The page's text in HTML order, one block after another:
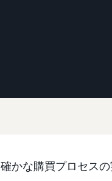
確かな購買プロセス